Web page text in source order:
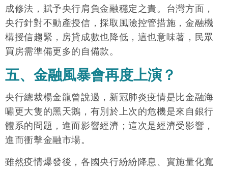
成修法，賦予央行肩負金融穩定之責。台灣方面，
央行針對不動產授信，採取風險控管措施，金融機
構授信趨緊，房貸成數也降低，這也意味著，民眾
買房需準備更多的自備款。
五、金融風暴會再度上演？
央行總裁楊金龍曾說過，新冠肺炎疫情是比金融海
嘯更大隻的黑天鵝，有別於上次的危機是來自銀行
體系的問題，進而影響經濟；這次是經濟受影響，
進而衝擊金融市場。
雖然疫情爆發後，各國央行紛紛降息、實施量化寬